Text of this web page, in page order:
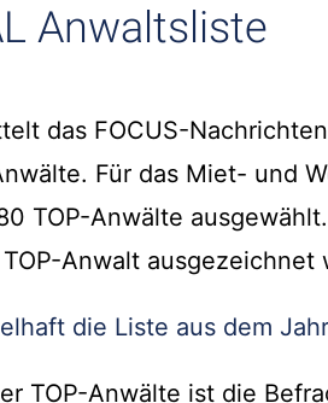
Anwaltsliste
das FOCUS-
Für das Miet- und
TOP-Anwälte
Anwalt ausgezeichnet
die Liste aus dem
TOP-Anwälte ist die